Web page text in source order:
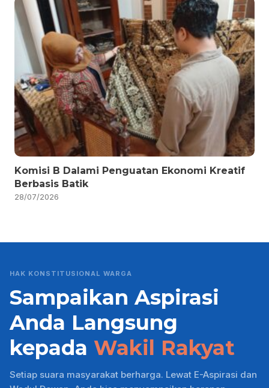
Komisi B Dalami Penguatan Ekonomi Kreatif
Berbasis Batik
28/07/2026
HAK KONSTITUSIONAL WARGA
Sampaikan Aspirasi
Anda Langsung
kepada Wakil Rakyat
Setiap suara masyarakat berharga. Lewat E-Aspirasi dan